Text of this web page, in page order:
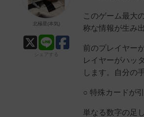
このゲーム最大
称な情報が生み
前のプレイヤー
レイヤーがハッ
します。自分の
○ 特殊カードが
単なる数字の足
北極星(本気)
シェアする